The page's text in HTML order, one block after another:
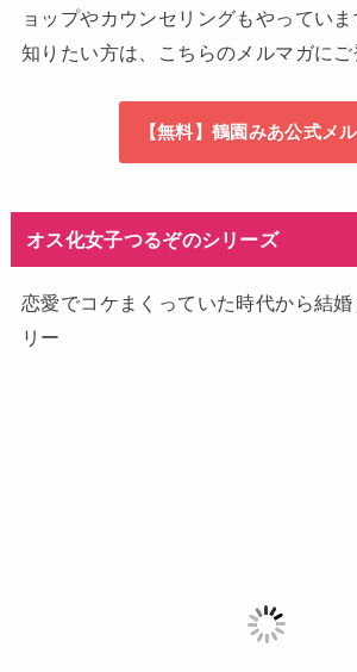
ョップやカウンセリングもやってい
知りたい方は、こちらのメルマガにご
【無料】鶴園みあ公式メ
オス化女子つるぞのシリーズ
恋愛でコケまくっていた時代から結
リー